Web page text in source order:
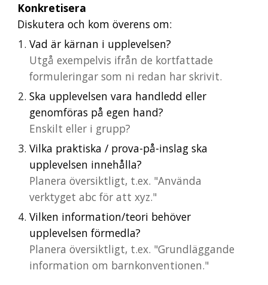
Konkretisera
Diskutera och kom överens om:
Vad är kärnan i upplevelsen?
Utgå exempelvis ifrån de kortfattade
formuleringar som ni redan har skrivit.
Ska upplevelsen vara handledd eller
genomföras på egen hand?
Enskilt eller i grupp?
Vilka praktiska / prova-på-inslag ska
upplevelsen innehålla?
Planera översiktligt, t.ex. "Använda
verktyget abc för att xyz."
Vilken information/teori behöver
upplevelsen förmedla?
Planera översiktligt, t.ex. "Grundläggande
information om barnkonventionen."